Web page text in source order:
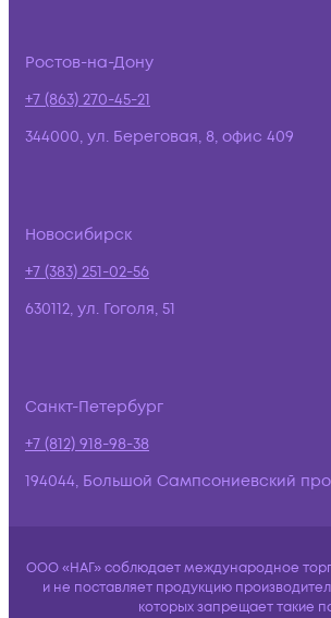
Ростов-на-Дону
+7 (863) 270-45-21
344000, ул. Береговая, 8, офис 409
Новосибирск
+7 (383) 251-02-56
630112, ул. Гоголя, 51
Санкт-Петербург
+7 (812) 918-98-38
194044, Большой Сампсониевский
ООО «НАГ» соблюдает международное
и не поставляет продукцию
которых запрещает такие